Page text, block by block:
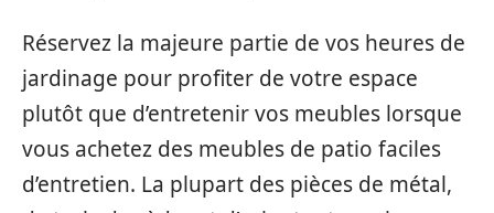
Réservez la majeure partie de vos heures de
jardinage pour profiter de votre espace
plutôt que d’entretenir vos meubles lorsque
vous achetez des meubles de patio faciles
d’entretien. La plupart des pièces de métal,